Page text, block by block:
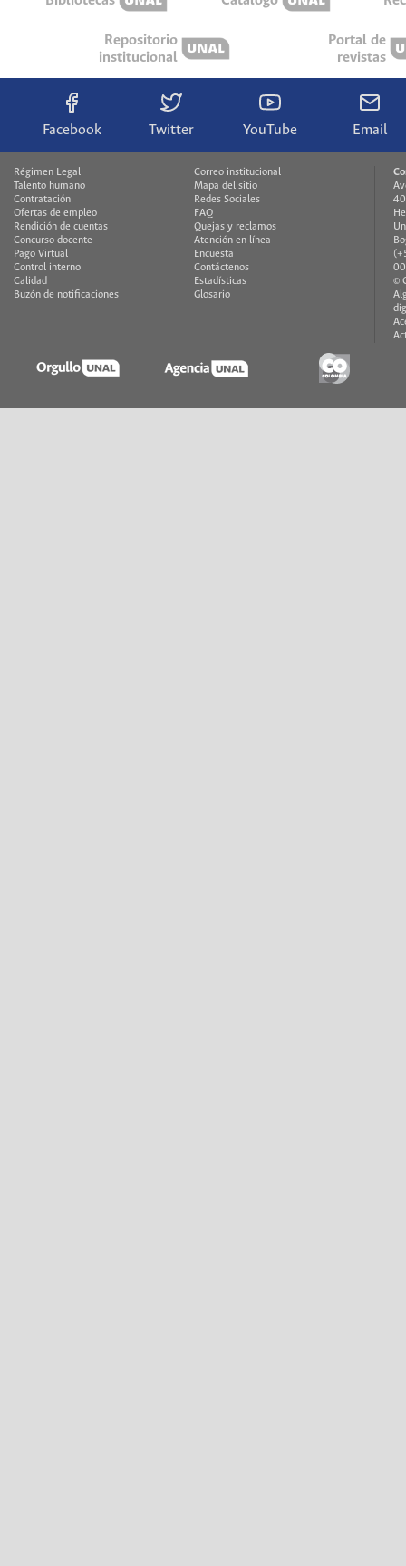
Repositorio
institucional
Portal de
revistas
Facebook Twitter YouTube Email
Régimen Legal
Talento humano
Contratación
Ofertas de empleo
Rendición de cuentas
Concurso docente
Pago Virtual
Control interno
Calidad
Buzón de notificaciones
Correo institucional
Mapa del sitio
Redes Sociales
FAQ
Quejas y reclamos
Atención en línea
Encuesta
Contáctenos
Estadísticas
Glosario
©